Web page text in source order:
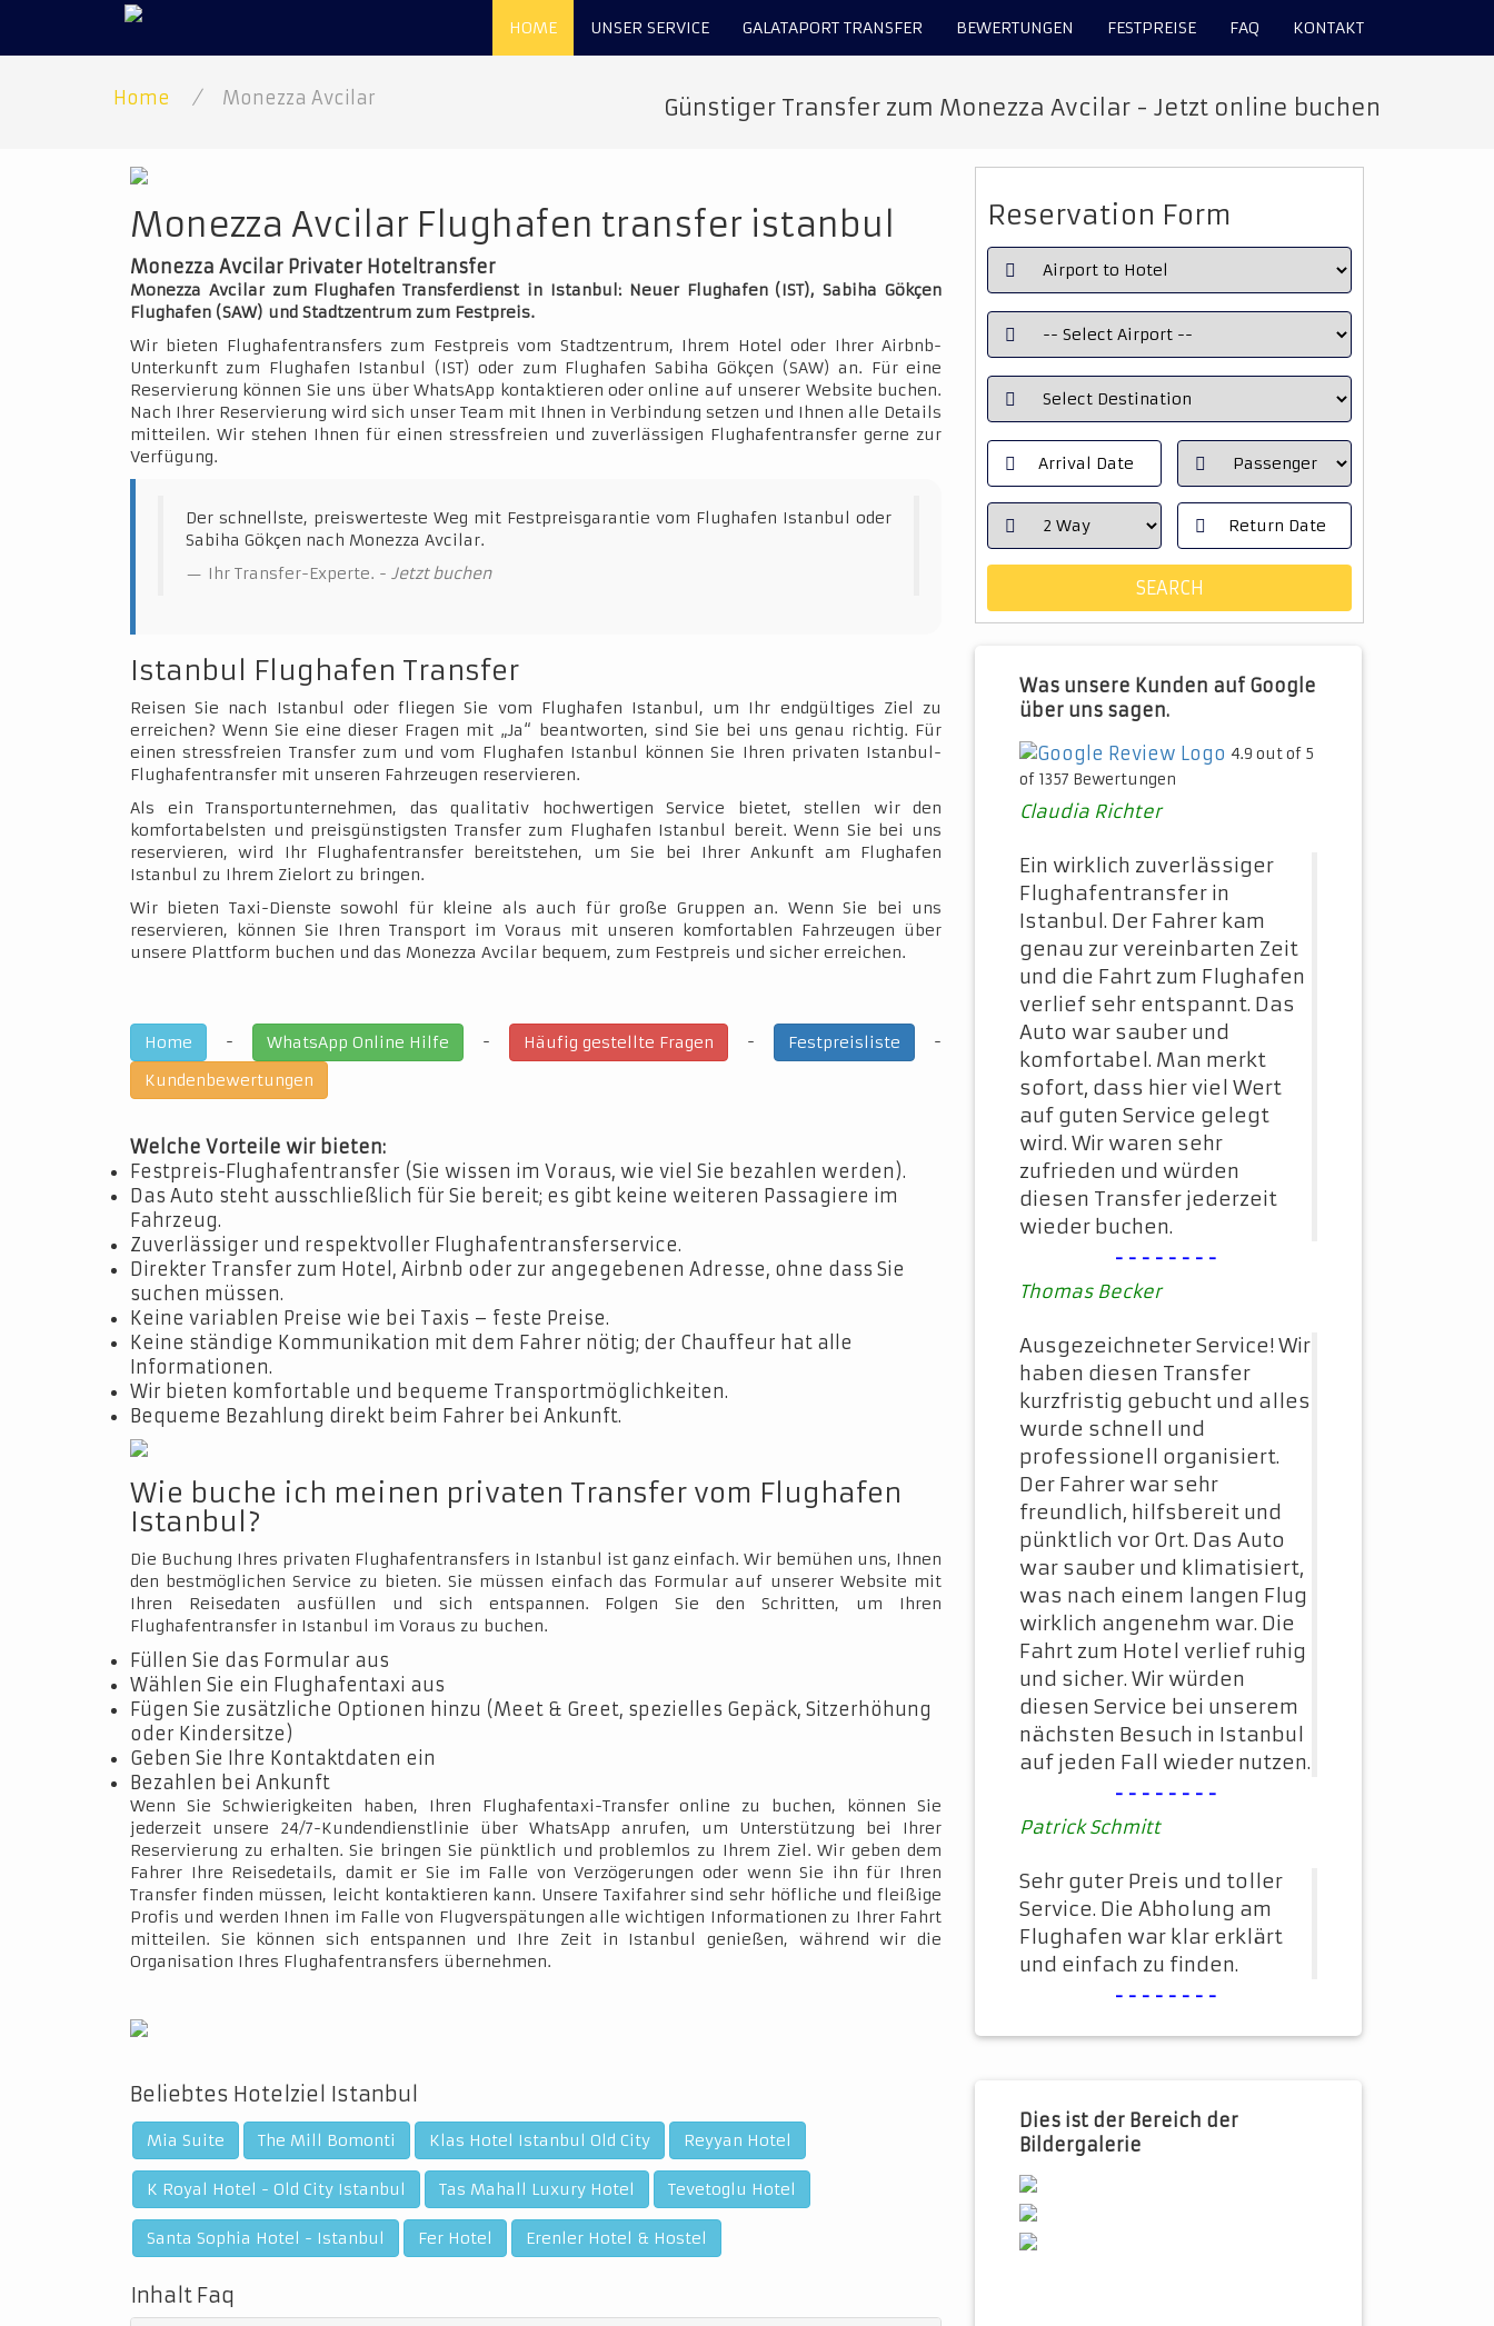
HOME UNSER SERVICE GALATAPORT TRANSFER BEWERTUNGEN FESTPREISE FAQ KONTAKT
Home / Monezza Avcilar Günstiger Transfer zum Monezza Avcilar - Jetzt online buchen
Monezza Avcilar Flughafen transfer istanbul
Monezza Avcilar Privater Hoteltransfer
Monezza Avcilar zum Flughafen Transferdienst in Istanbul: Neuer Flughafen (IST), Sabiha Gökçen
Flughafen (SAW) und Stadtzentrum zum Festpreis.
Wir bieten Flughafentransfers zum Festpreis vom Stadtzentrum, Ihrem Hotel oder Ihrer Airbnb-
Unterkunft zum Flughafen Istanbul (IST) oder zum Flughafen Sabiha Gökçen (SAW) an. Für eine
Reservierung können Sie uns über WhatsApp kontaktieren oder online auf unserer Website buchen.
Nach Ihrer Reservierung wird sich unser Team mit Ihnen in Verbindung setzen und Ihnen alle Details
mitteilen. Wir stehen Ihnen für einen stressfreien und zuverlässigen Flughafentransfer gerne zur
Verfügung.
Der schnellste, preiswerteste Weg mit Festpreisgarantie vom Flughafen Istanbul oder
Sabiha Gökçen nach Monezza Avcilar.
Ihr Transfer-Experte. - Jetzt buchen
Istanbul Flughafen Transfer
Reisen Sie nach Istanbul oder fliegen Sie vom Flughafen Istanbul, um Ihr endgültiges Ziel zu
erreichen? Wenn Sie eine dieser Fragen mit „Ja“ beantworten, sind Sie bei uns genau richtig. Für
einen stressfreien Transfer zum und vom Flughafen Istanbul können Sie Ihren privaten Istanbul-
Flughafentransfer mit unseren Fahrzeugen reservieren.
Als ein Transportunternehmen, das qualitativ hochwertigen Service bietet, stellen wir den
komfortabelsten und preisgünstigsten Transfer zum Flughafen Istanbul bereit. Wenn Sie bei uns
reservieren, wird Ihr Flughafentransfer bereitstehen, um Sie bei Ihrer Ankunft am Flughafen
Istanbul zu Ihrem Zielort zu bringen.
Wir bieten Taxi-Dienste sowohl für kleine als auch für große Gruppen an. Wenn Sie bei uns
reservieren, können Sie Ihren Transport im Voraus mit unseren komfortablen Fahrzeugen über
unsere Plattform buchen und das Monezza Avcilar bequem, zum Festpreis und sicher erreichen.
Home - WhatsApp Online Hilfe - Häufig gestellte Fragen - Festpreisliste
-
Kundenbewertungen
Welche Vorteile wir bieten:
Festpreis-Flughafentransfer (Sie wissen im Voraus, wie viel Sie bezahlen werden).
Das Auto steht ausschließlich für Sie bereit; es gibt keine weiteren Passagiere im
Fahrzeug.
Zuverlässiger und respektvoller Flughafentransferservice.
Direkter Transfer zum Hotel, Airbnb oder zur angegebenen Adresse, ohne dass Sie
suchen müssen.
Keine variablen Preise wie bei Taxis – feste Preise.
Keine ständige Kommunikation mit dem Fahrer nötig; der Chauffeur hat alle
Informationen.
Wir bieten komfortable und bequeme Transportmöglichkeiten.
Bequeme Bezahlung direkt beim Fahrer bei Ankunft.
Wie buche ich meinen privaten Transfer vom Flughafen
Istanbul?
Die Buchung Ihres privaten Flughafentransfers in Istanbul ist ganz einfach. Wir bemühen uns, Ihnen
den bestmöglichen Service zu bieten. Sie müssen einfach das Formular auf unserer Website mit
Ihren Reisedaten ausfüllen und sich entspannen. Folgen Sie den Schritten, um Ihren
Flughafentransfer in Istanbul im Voraus zu buchen.
Füllen Sie das Formular aus
Wählen Sie ein Flughafentaxi aus
Fügen Sie zusätzliche Optionen hinzu (Meet & Greet, spezielles Gepäck, Sitzerhöhung
oder Kindersitze)
Geben Sie Ihre Kontaktdaten ein
Bezahlen bei Ankunft
Wenn Sie Schwierigkeiten haben, Ihren Flughafentaxi-Transfer online zu buchen, können Sie
jederzeit unsere 24/7-Kundendienstlinie über WhatsApp anrufen, um Unterstützung bei Ihrer
Reservierung zu erhalten. Sie bringen Sie pünktlich und problemlos zu Ihrem Ziel. Wir geben dem
Fahrer Ihre Reisedetails, damit er Sie im Falle von Verzögerungen oder wenn Sie ihn für Ihren
Transfer finden müssen, leicht kontaktieren kann. Unsere Taxifahrer sind sehr höfliche und fleißige
Profis und werden Ihnen im Falle von Flugverspätungen alle wichtigen Informationen zu Ihrer Fahrt
mitteilen. Sie können sich entspannen und Ihre Zeit in Istanbul genießen, während wir die
Organisation Ihres Flughafentransfers übernehmen.
Beliebtes Hotelziel Istanbul
Mia Suite The Mill Bomonti Klas Hotel Istanbul Old City Reyyan Hotel
K Royal Hotel - Old City Istanbul Tas Mahall Luxury Hotel Tevetoglu Hotel
Santa Sophia Hotel - Istanbul Fer Hotel Erenler Hotel & Hostel
Inhalt Faq
Reservation Form
Was unsere Kunden auf Google
über uns sagen.
4.9 out of 5
of 1357 Bewertungen
Claudia Richter
Ein wirklich zuverlässiger
Flughafentransfer in
Istanbul. Der Fahrer kam
genau zur vereinbarten Zeit
und die Fahrt zum Flughafen
verlief sehr entspannt. Das
Auto war sauber und
komfortabel. Man merkt
sofort, dass hier viel Wert
auf guten Service gelegt
wird. Wir waren sehr
zufrieden und würden
diesen Transfer jederzeit
wieder buchen.
--------
Thomas Becker
Ausgezeichneter Service! Wir
haben diesen Transfer
kurzfristig gebucht und alles
wurde schnell und
professionell organisiert.
Der Fahrer war sehr
freundlich, hilfsbereit und
pünktlich vor Ort. Das Auto
war sauber und klimatisiert,
was nach einem langen Flug
wirklich angenehm war. Die
Fahrt zum Hotel verlief ruhig
und sicher. Wir würden
diesen Service bei unserem
nächsten Besuch in Istanbul
auf jeden Fall wieder nutzen.
--------
Patrick Schmitt
Sehr guter Preis und toller
Service. Die Abholung am
Flughafen war klar erklärt
und einfach zu finden.
--------
Dies ist der Bereich der
Bildergalerie